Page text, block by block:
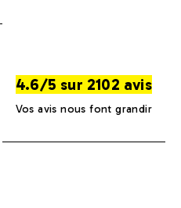
4.6/5 sur 2102 avis
Vos avis nous font grandir